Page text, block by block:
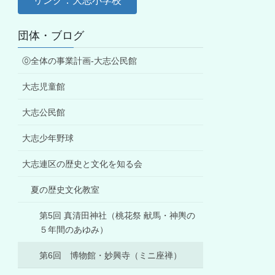
団体・ブログ
⓪全体の事業計画-大志公民館
大志児童館
大志公民館
大志少年野球
大志連区の歴史と文化を知る会
夏の歴史文化教室
第5回 真清田神社（桃花祭 献馬・神輿の
５年間のあゆみ）
第6回 博物館・妙興寺（ミニ座禅）